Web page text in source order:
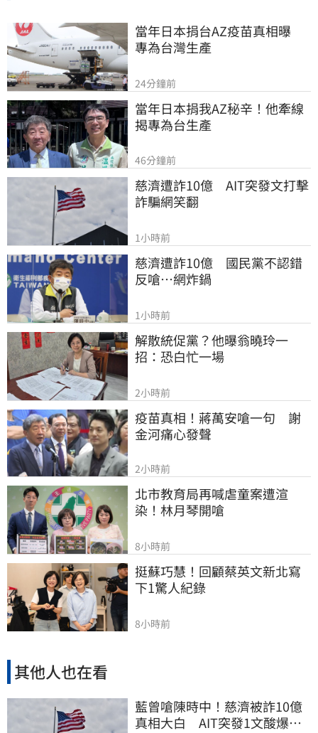
當年日本捐台AZ疫苗真相曝
專為台灣生產
24分鐘前
當年日本捐我AZ秘辛！他牽線
揭專為台生產
46分鐘前
慈濟遭詐10億　AIT突發文打擊
詐騙網笑翻
1小時前
慈濟遭詐10億　國民黨不認錯
反嗆⋯網炸鍋
1小時前
解散統促黨？他曝翁曉玲一
招：恐白忙一場
2小時前
疫苗真相！蔣萬安嗆一句　謝
金河痛心發聲
2小時前
北市教育局再喊虐童案遭渲
染！林月琴開嗆
8小時前
挺蘇巧慧！回顧蔡英文新北寫
下1驚人紀錄
8小時前
其他人也在看
藍曾嗆陳時中！慈濟被詐10億
真相大白 AIT突發1文酸爆…